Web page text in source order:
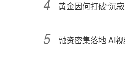
黄金因何打破“沉寂
融资密集落地 AI